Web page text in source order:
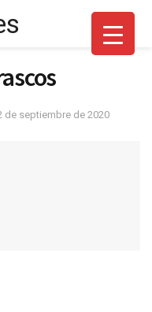
de septiembre de 2020